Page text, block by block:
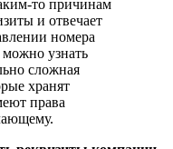
открыты?
возможность получить
и открыто
лицам. Поисковым
и её ИНН, можно
интернет.